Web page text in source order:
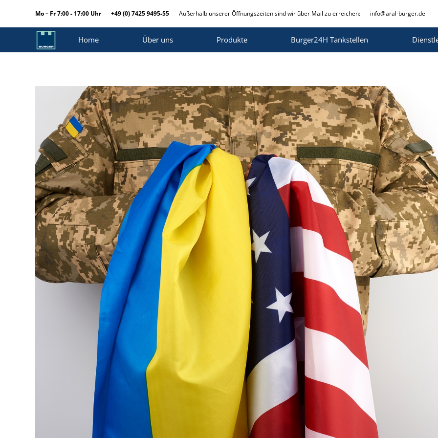
Mo – Fr 7:00 - 17:00 Uhr +49 (0) 7425 9495-55 Außerhalb unserer Öffnungszeiten sind wir über Mail zu erreichen: info@aral-burger.de
Home Über uns Produkte Burger24H Tankstellen